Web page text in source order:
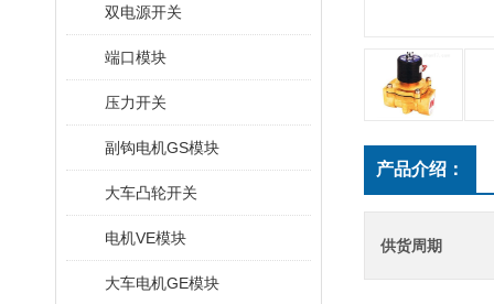
双电源开关
端口模块
压力开关
副钩电机GS模块
大车凸轮开关
电机VE模块
大车电机GE模块
产品介绍：
供货周期